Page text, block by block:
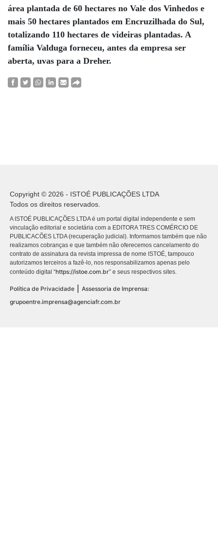
área plantada de 60 hectares no Vale dos Vinhedos e
mais 50 hectares plantados em Encruzilhada do Sul,
totalizando 110 hectares de videiras plantadas. A
família Valduga forneceu, antes da empresa ser
aberta, uvas para a Dreher.
Copyright © 2026 - ISTOÉ PUBLICAÇÕES LTDA
Todos os direitos reservados.
A ISTOÉ PUBLICAÇÕES LTDA é um portal digital independente e sem
vinculação editorial e societária com a EDITORA TRES COMÉRCIO DE
PUBLICACÕES LTDA (recuperação judicial). Informamos também que não
realizamos cobranças e que também não oferecemos cancelamento do
contrato de assinatura da revista impressa de nome ISTOÉ, tampouco
autorizamos terceiros a fazê-lo, nos responsabilizamos apenas pelo
conteúdo digital “https://istoe.com.br” e seus respectivos sites.
Política de Privacidade
Assessoria de Imprensa:
grupoentre.imprensa@agenciafr.com.br